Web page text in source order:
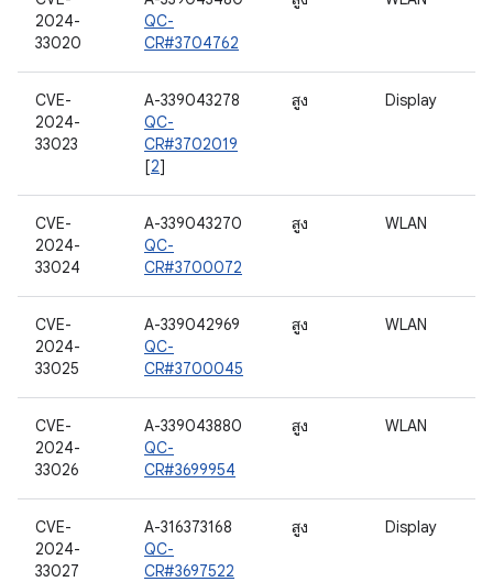
2024-
33020
QC-
CR#3704762
CVE-
2024-
33023
A-339043278
QC-
CR#3702019
[2]
สูง Display
CVE-
2024-
33024
A-339043270
QC-
CR#3700072
สูง WLAN
CVE-
2024-
33025
A-339042969
QC-
CR#3700045
สูง WLAN
CVE-
2024-
33026
A-339043880
QC-
CR#3699954
สูง WLAN
CVE-
2024-
33027
A-316373168
QC-
CR#3697522
สูง Display